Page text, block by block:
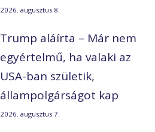
2026. augusztus 8.
Trump aláírta – Már nem
egyértelmű, ha valaki az
USA-ban születik,
állampolgárságot kap
2026. augusztus 7.